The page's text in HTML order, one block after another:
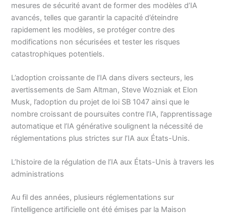
mesures de sécurité avant de former des modèles d’IA
avancés, telles que garantir la capacité d’éteindre
rapidement les modèles, se protéger contre des
modifications non sécurisées et tester les risques
catastrophiques potentiels.
L’adoption croissante de l’IA dans divers secteurs, les
avertissements de Sam Altman, Steve Wozniak et Elon
Musk, l’adoption du projet de loi SB 1047 ainsi que le
nombre croissant de poursuites contre l’IA, l’apprentissage
automatique et l’IA générative soulignent la nécessité de
réglementations plus strictes sur l’IA aux États-Unis.
L’histoire de la régulation de l’IA aux États-Unis à travers les
administrations
Au fil des années, plusieurs réglementations sur
l’intelligence artificielle ont été émises par la Maison